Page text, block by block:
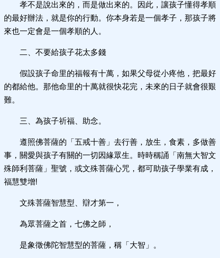
孝不是說出來的，而是做出來的。因此，讓孩子懂得孝順
的最好辦法，就是你的行動。你本身若是一個孝子，那孩子將
來也一定會是一個孝順的人。
二、不要給孩子花太多錢
假設孩子命里的福報有十萬，如果父母從小疼他，把最好
的都給他。那他命里的十萬就很快花完，未來的日子就會很艱
難。
三、為孩子祈福、助念。
遵照佛菩薩的「五戒十善」去行善，放生，食素，多做善
事，關愛與孩子有關的一切因緣眾生。時時稱誦「南無大智文
殊師利菩薩」聖號，或文殊菩薩心咒，都可助孩子學業有成，
福慧雙增!
文殊菩薩智慧型、辯才第一，
為眾菩薩之首，七佛之師，
是象徵佛陀智慧型的菩薩，稱「大智」。